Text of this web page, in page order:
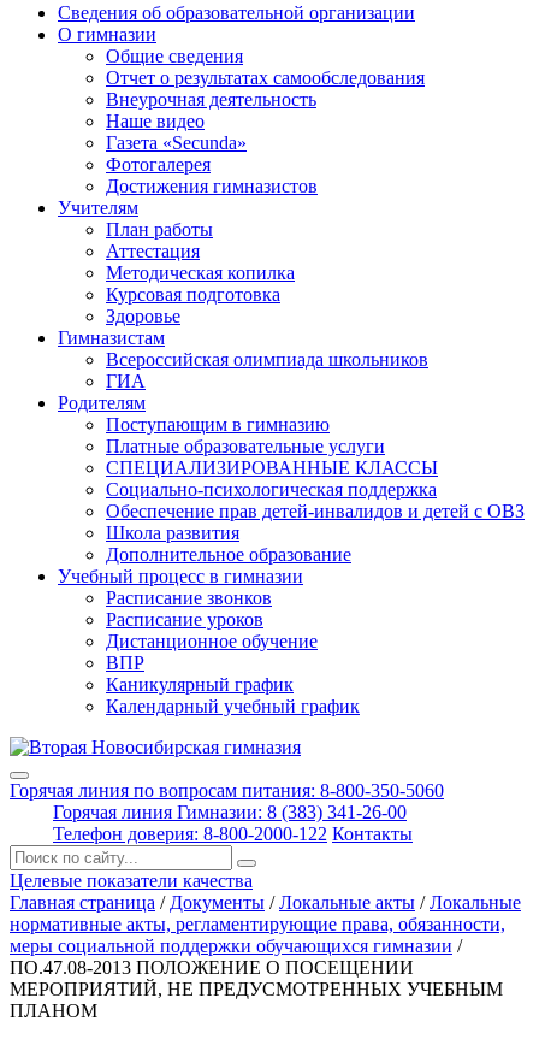
Сведения об образовательной организации
О гимназии
Общие сведения
Отчет о результатах самообследования
Внеурочная деятельность
Наше видео
Газета «Secunda»
Фотогалерея
Достижения гимназистов
Учителям
План работы
Аттестация
Методическая копилка
Курсовая подготовка
Здоровье
Гимназистам
Всероссийская олимпиада школьников
ГИА
Родителям
Поступающим в гимназию
Платные образовательные услуги
СПЕЦИАЛИЗИРОВАННЫЕ КЛАССЫ
Социально-психологическая поддержка
Обеспечение прав детей-инвалидов и детей с ОВЗ
Школа развития
Дополнительное образование
Учебный процесс в гимназии
Расписание звонков
Расписание уроков
Дистанционное обучение
ВПР
Каникулярный график
Календарный учебный график
Горячая линия по вопросам питания: 8-800-350-5060
Горячая линия Гимназии: 8 (383) 341-26-00
Телефон доверия: 8-800-2000-122 Контакты
Поиск:
Целевые показатели качества
Главная страница / Документы /Локальные акты /Локальные
нормативные акты, регламентирующие права, обязанности,
меры социальной поддержки обучающихся гимназии /
ПО.47.08-2013 ПОЛОЖЕНИЕ О ПОСЕЩЕНИИ
МЕРОПРИЯТИЙ, НЕ ПРЕДУСМОТРЕННЫХ УЧЕБНЫМ
ПЛАНОМ